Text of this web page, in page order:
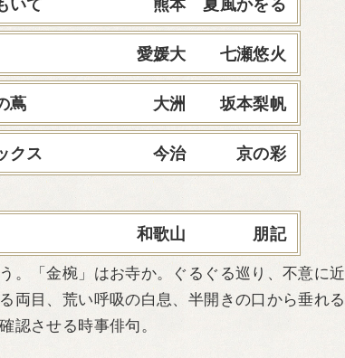
愛媛大 七瀬悠火
蔦 大洲 坂本梨帆
クス 今治 京の彩
和歌山 朋記
。「金椀」はお寺か。ぐるぐる巡り、不意に近
両目、荒い呼吸の白息、半開きの口から垂れる
認させる時事俳句。